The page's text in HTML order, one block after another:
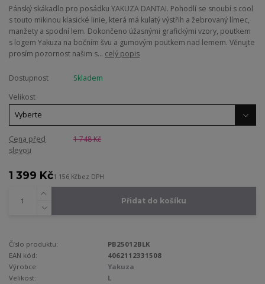
Pánský skákadlo pro posádku YAKUZA DANTAI. Pohodlí se snoubí s cool
s touto mikinou klasické linie, která má kulatý výstřih a žebrovaný límec,
manžety a spodní lem. Dokončeno úžasnými grafickými vzory, poutkem
s logem Yakuza na bočním švu a gumovým poutkem nad lemem. Věnujte
prosím pozornost našim s... celý popis
Dostupnost
Skladem
Velikost
Cena před
slevou
1 748 Kč
1 399 Kč1 156 Kčbez DPH
Přidat do košíku
Číslo produktu:
PB25012BLK
EAN kód:
4062112331508
Výrobce:
Yakuza
Velikost:
L